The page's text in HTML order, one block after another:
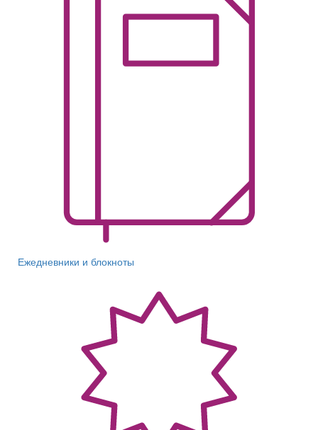
Ежедневники и блокноты